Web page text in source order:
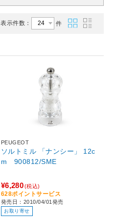
表示件数： 件
PEUGEOT
ソルトミル 「ナンシー」 12c
m 900812/SME
¥6,280(税込)
628ポイントサービス
発売日：2010/04/01発売
お取り寄せ